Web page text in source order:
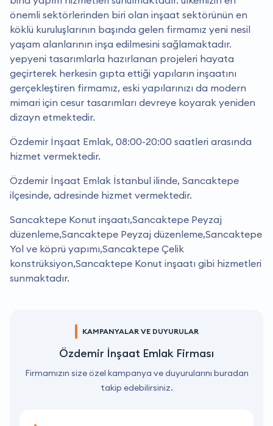
önemli sektörlerinden biri olan inşaat sektörünün en
köklü kuruluşlarının başında gelen firmamız yeni nesil
yaşam alanlarının inşa edilmesini sağlamaktadır.
yepyeni tasarımlarla hazırlanan projeleri hayata
geçirterek herkesin gıpta ettiği yapıların inşaatını
gerçekleştiren firmamız, eski yapılarınızı da modern
mimari için cesur tasarımları devreye koyarak yeniden
dizayn etmektedir.
Özdemir İnşaat Emlak, 08:00-20:00 saatleri arasında
hizmet vermektedir.
Özdemir İnşaat Emlak İstanbul ilinde, Sancaktepe
ilçesinde, adresinde hizmet vermektedir.
Sancaktepe Konut inşaatı,Sancaktepe Peyzaj
düzenleme,Sancaktepe Peyzaj düzenleme,Sancaktepe
Yol ve köprü yapımı,Sancaktepe Çelik
konstrüksiyon,Sancaktepe Konut inşaatı gibi hizmetleri
sunmaktadır.
KAMPANYALAR VE DUYURULAR
Özdemir İnşaat Emlak Firması
Firmamızın size özel kampanya ve duyurularını buradan
takip edebilirsiniz.